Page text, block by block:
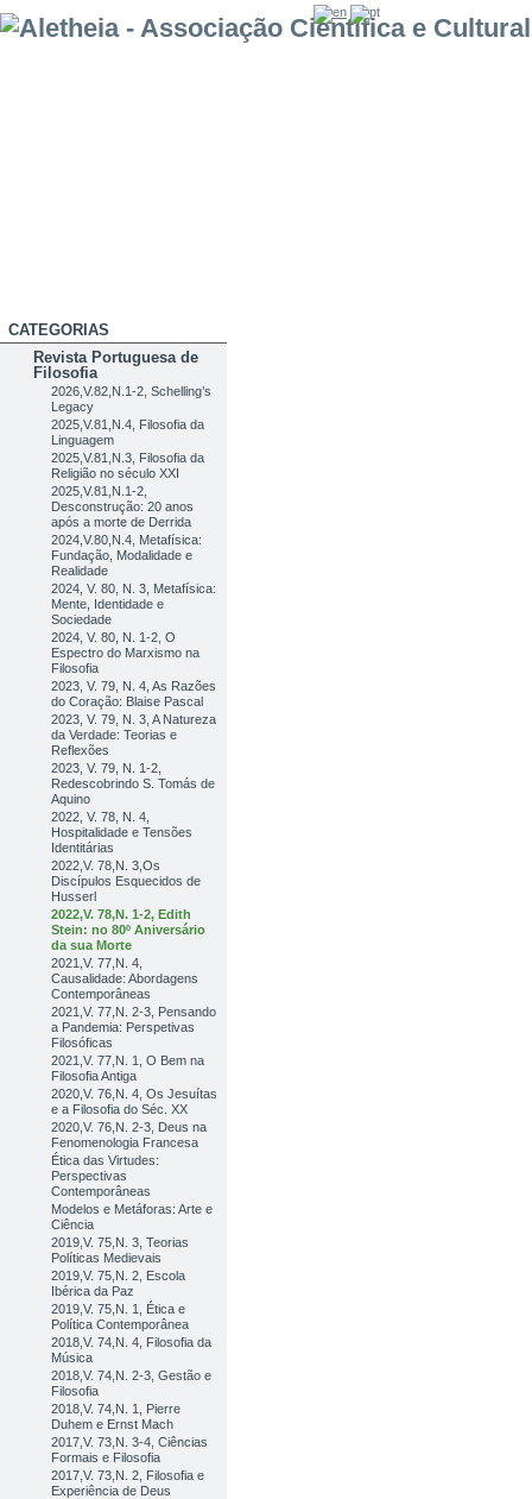
CATEGORIAS
Revista Portuguesa de
Filosofia
2026,V.82,N.1-2, Schelling’s
Legacy
2025,V.81,N.4, Filosofia da
Linguagem
2025,V.81,N.3, Filosofia da
Religião no século XXI
2025,V.81,N.1-2,
Desconstrução: 20 anos
após a morte de Derrida
2024,V.80,N.4, Metafísica:
Fundação, Modalidade e
Realidade
2024, V. 80, N. 3, Metafísica:
Mente, Identidade e
Sociedade
2024, V. 80, N. 1-2, O
Espectro do Marxismo na
Filosofia
2023, V. 79, N. 4, As Razões
do Coração: Blaise Pascal
2023, V. 79, N. 3, A Natureza
da Verdade: Teorias e
Reflexões
2023, V. 79, N. 1-2,
Redescobrindo S. Tomás de
Aquino
2022, V. 78, N. 4,
Hospitalidade e Tensões
Identitárias
2022,V. 78,N. 3,Os
Discípulos Esquecidos de
Husserl
2022,V. 78,N. 1-2, Edith
Stein: no 80º Aniversário
da sua Morte
2021,V. 77,N. 4,
Causalidade: Abordagens
Contemporâneas
2021,V. 77,N. 2-3, Pensando
a Pandemia: Perspetivas
Filosóficas
2021,V. 77,N. 1, O Bem na
Filosofia Antiga
2020,V. 76,N. 4, Os Jesuítas
e a Filosofia do Séc. XX
2020,V. 76,N. 2-3, Deus na
Fenomenologia Francesa
Ética das Virtudes:
Perspectivas
Contemporâneas
Modelos e Metáforas: Arte e
Ciência
2019,V. 75,N. 3, Teorias
Políticas Medievais
2019,V. 75,N. 2, Escola
Ibérica da Paz
2019,V. 75,N. 1, Ética e
Política Contemporânea
2018,V. 74,N. 4, Filosofia da
Música
2018,V. 74,N. 2-3, Gestão e
Filosofia
2018,V. 74,N. 1, Pierre
Duhem e Ernst Mach
2017,V. 73,N. 3-4, Ciências
Formais e Filosofia
2017,V. 73,N. 2, Filosofia e
Experiência de Deus